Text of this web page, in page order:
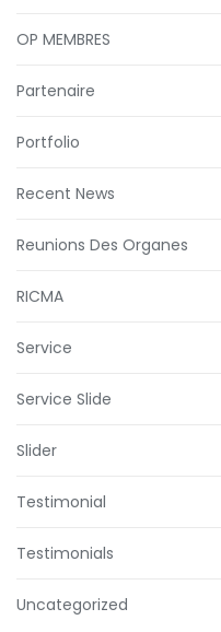
OP MEMBRES
Partenaire
Portfolio
Recent News
Reunions Des Organes
RICMA
Service
Service Slide
Slider
Testimonial
Testimonials
Uncategorized